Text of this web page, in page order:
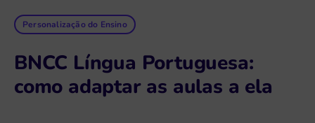
Personalização do Ensino
BNCC Língua Portuguesa:
como adaptar as aulas a ela